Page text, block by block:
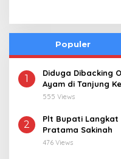
Populer
1
Diduga Dibacking
Ayam di Tanjung
555 Views
2
Plt Bupati Langkat
Pratama Sakinah
476 Views